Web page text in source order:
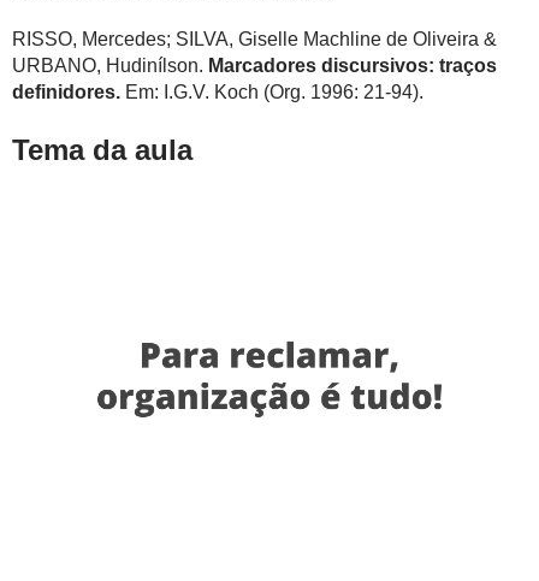
RISSO, Mercedes; SILVA, Giselle Machline de Oliveira &
URBANO, Hudinílson. Marcadores discursivos: traços
definidores. Em: I.G.V. Koch (Org. 1996: 21-94).
Tema da aula